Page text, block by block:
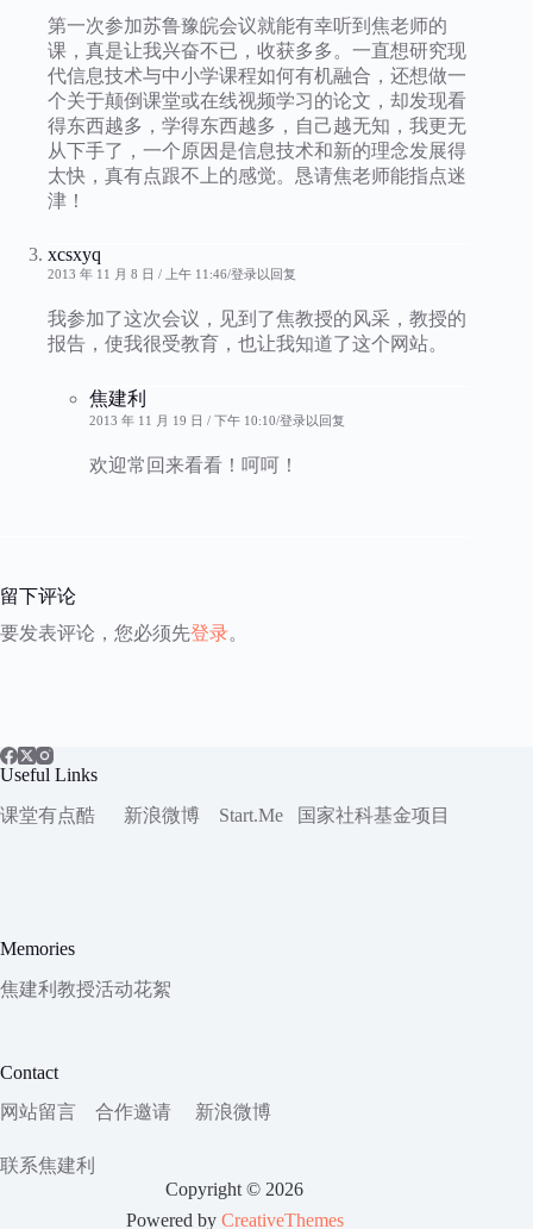
第一次参加苏鲁豫皖会议就能有幸听到焦老师的
课，真是让我兴奋不已，收获多多。一直想研究现
代信息技术与中小学课程如何有机融合，还想做一
个关于颠倒课堂或在线视频学习的论文，却发现看
得东西越多，学得东西越多，自己越无知，我更无
从下手了，一个原因是信息技术和新的理念发展得
太快，真有点跟不上的感觉。恳请焦老师能指点迷
津！
xcsxyq
2013 年 11 月 8 日 / 上午 11:46 登录以回复
我参加了这次会议，见到了焦教授的风采，教授的
报告，使我很受教育，也让我知道了这个网站。
焦建利
2013 年 11 月 19 日 / 下午 10:10 登录以回复
欢迎常回来看看！呵呵！
留下评论
要发表评论，您必须先登录。
Useful Links
课堂有点酷
新浪微博 Start.Me 国家社科基金项目
Memories
焦建利教授活动花絮
Contact
网站留言
合作邀请 新浪微博
联系焦建利
Copyright © 2026
Powered by CreativeThemes